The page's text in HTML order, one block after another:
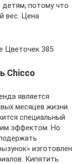
детям, потому что
вес. Цена
Цветочек 385
Chicco
является
месяцев жизни.
специальный
эффектом. Но
изготовлен
Кипятить